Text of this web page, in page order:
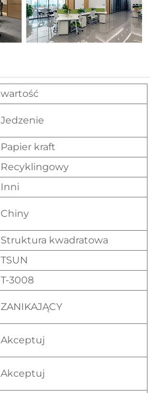
wartość
Jedzenie
Papier kraft
Recyklingowy
Inni
Chiny
Struktura kwadratowa
TSUN
T-3008
ZANIKAJĄCY
Akceptuj
Akceptuj